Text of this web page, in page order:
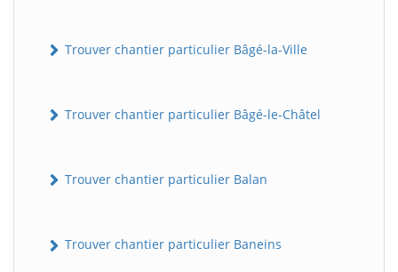
Trouver chantier particulier Bâgé-la-Ville
Trouver chantier particulier Bâgé-le-Châtel
Trouver chantier particulier Balan
Trouver chantier particulier Baneins